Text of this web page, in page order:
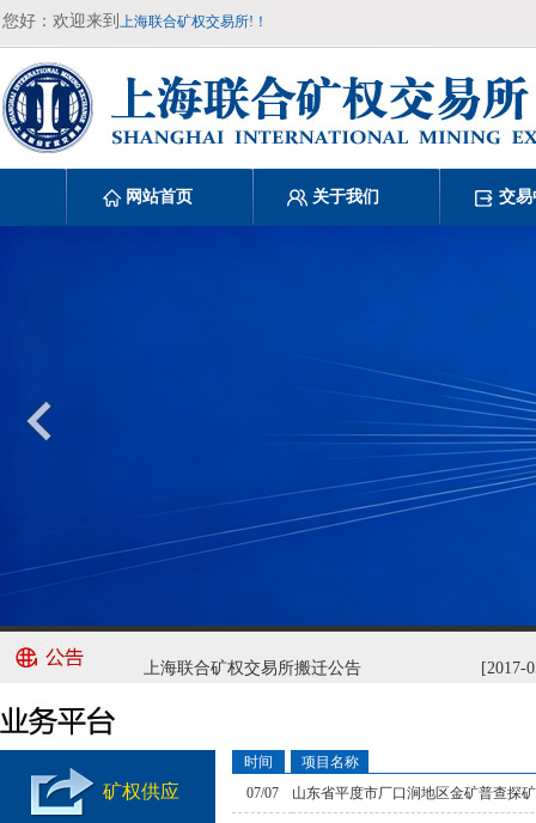
您好：欢迎来到 上海联合矿权交易所!！
网站首页 关于我们 交易
[2026-05-
[2017-
矿业权人勘查开采信息管理办法
中华人民共和国矿产资源法实施条例
上海联合矿权交易所搬迁公告 [2017-
矿权供应
时间
项目名称
07/07
山东省平度市厂口涧地区金矿普查探